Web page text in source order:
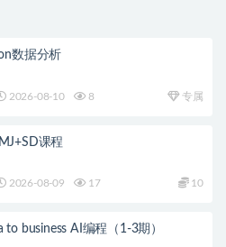
数据分析
2026-08-10 8 专属
课程
2026-08-09 17 10
to business AI编程（1-3期）